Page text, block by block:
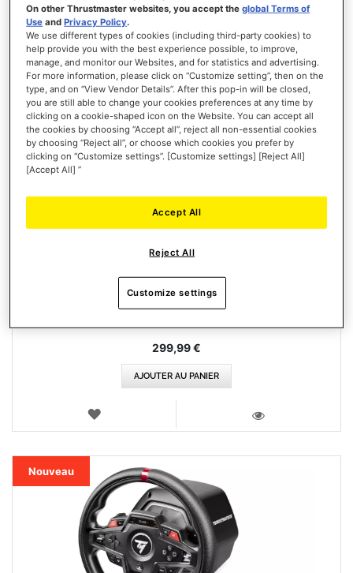
299,99 €
AJOUTER AU PANIER
AJOUTER
Nouveau
On other Thrustmaster websites, you accept theglobal Terms of
Use andPrivacy Policy.
We use different types of cookies (including third-party cookies) to
help provide you with the best experience possible, to improve,
manage, and monitor our Websites, and for statistics and advertising.
For more information, please click on “Customize setting”, then on the
type, and on “View Vendor Details”. After this pop-in will be closed,
you are still able to change your cookies preferences at any time by
clicking on a cookie-shaped icon on the Website. You can accept all
the cookies by choosing “Accept all”, reject all non-essential cookies
by choosing “Reject all”, or choose which cookies you prefer by
clicking on “Customize settings”. [Customize settings] [Reject All]
[Accept All] ”
Reject All
Accept All
Customize settings